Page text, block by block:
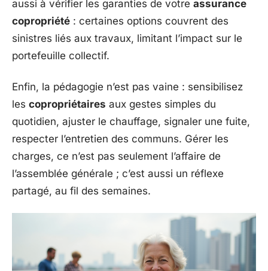
aussi à vérifier les garanties de votre assurance
copropriété : certaines options couvrent des
sinistres liés aux travaux, limitant l’impact sur le
portefeuille collectif.
Enfin, la pédagogie n’est pas vaine : sensibilisez
les copropriétaires aux gestes simples du
quotidien, ajuster le chauffage, signaler une fuite,
respecter l’entretien des communs. Gérer les
charges, ce n’est pas seulement l’affaire de
l’assemblée générale ; c’est aussi un réflexe
partagé, au fil des semaines.